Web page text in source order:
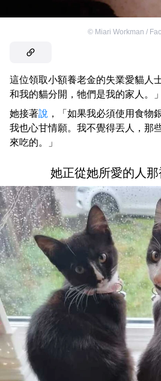
© Miari Workman /
這位領取小額養老金的失業愛貓人
和我的貓分開，牠們是我的家人。」
她接著說 ，「如果我必須使用食物
我也心甘情願。我不覺得丟人，那
來吃的。」
她正從她所愛的人